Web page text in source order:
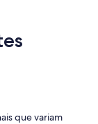
que variam